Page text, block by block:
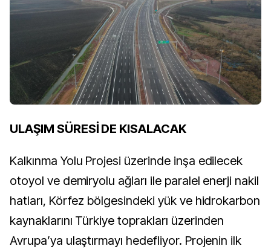
ULAŞIM SÜRESİ DE KISALACAK
Kalkınma Yolu Projesi üzerinde inşa edilecek
otoyol ve demiryolu ağları ile paralel enerji nakil
hatları, Körfez bölgesindeki yük ve hidrokarbon
kaynaklarını Türkiye toprakları üzerinden
Avrupa’ya ulaştırmayı hedefliyor. Projenin ilk